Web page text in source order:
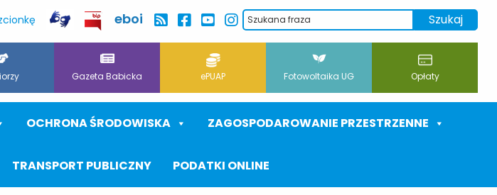
eboi
Gazeta Babicka ePUAP Fotowoltaika UG Opłaty
OCHRONA ŚRODOWISKA ZAGOSPODAROWANIE PRZESTRZENNE
TRANSPORT PUBLICZNY PODATKI ONLINE